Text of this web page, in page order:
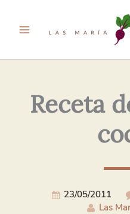
Receta
23/05/2011
Las
Electrónico*